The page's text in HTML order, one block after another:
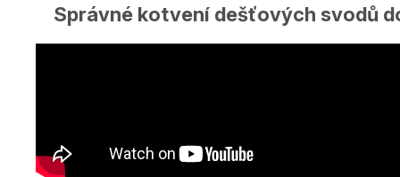
Správné kotvení dešťových svodů